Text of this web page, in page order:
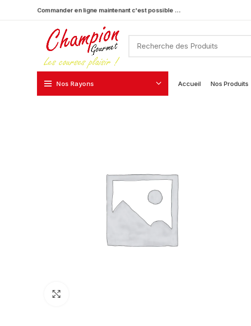
Commander en ligne maintenant c'est possible …
Nos Rayons Accueil Nos Produits